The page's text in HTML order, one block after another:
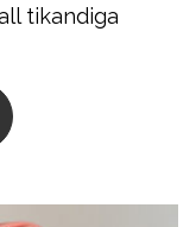
tikandiga